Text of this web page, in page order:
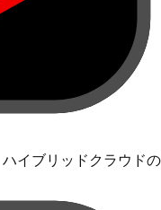
イブリッドクラウドの